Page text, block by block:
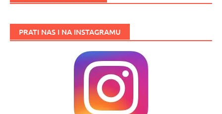
PRATI NAS I NA INSTAGRAMU